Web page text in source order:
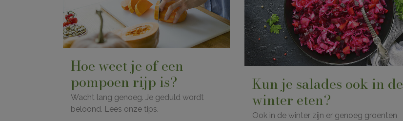
Kun je salades ook in de
winter eten?
Ook in de winter zijn er genoeg groenten
Hoe weet je of een
pompoen rijp is?
Wacht lang genoeg. Je geduld wordt
beloond. Lees onze tips.